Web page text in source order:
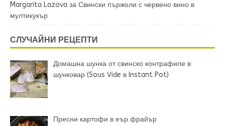
Margarita Lazova за Свински пържоли с червено вино в
мултикукър
СЛУЧАЙНИ РЕЦЕПТИ
Домашна шунка от свинско контрафиле в
шунковар (Sous Vide в Instant Pot)
Пресни картофи в еър фрайър